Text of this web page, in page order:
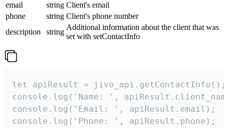
email
string Client's email
phone
string Client's phone number
description
string
Additional information about the client that was
set with setContactInfo
let apiResult = jivo_api.getContactInfo();
console.log('Name: ',
console.log('Email: ', apiResult.email);
console.log('Phone: ', apiResult.phone);